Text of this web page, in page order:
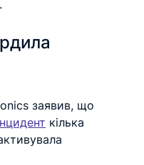
заявив, що
кілька